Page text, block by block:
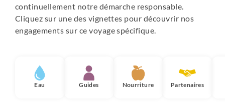
continuellement notre démarche responsable.
Cliquez sur une des vignettes pour découvrir nos
engagements sur ce voyage spécifique.
Eau Guides Nourriture Partenaires